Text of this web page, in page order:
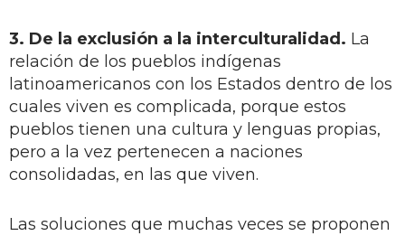
3. De la exclusión a la interculturalidad. La
relación de los pueblos indígenas
latinoamericanos con los Estados dentro de los
cuales viven es complicada, porque estos
pueblos tienen una cultura y lenguas propias,
pero a la vez pertenecen a naciones
consolidadas, en las que viven.
Las soluciones que muchas veces se proponen